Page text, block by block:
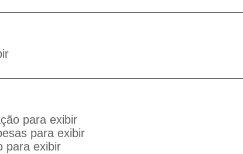
para exibir
para exibir
para exibir